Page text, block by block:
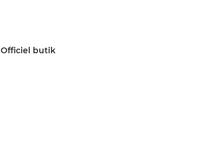
Officiel butik